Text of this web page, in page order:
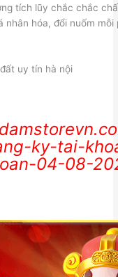
tích lũy chắc chắc
hóa, đổi nuốm mỗi
uy tín hà nội
ky-tai-
04-08-